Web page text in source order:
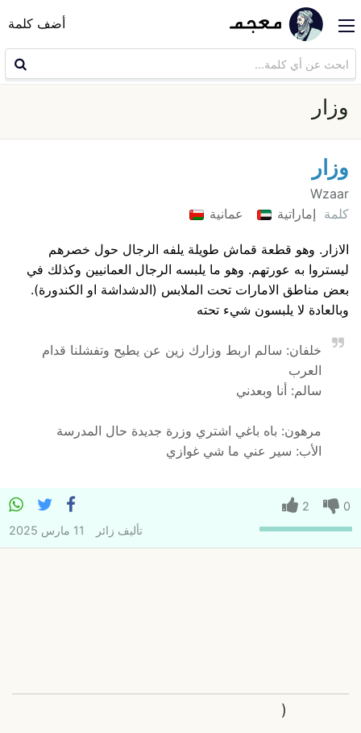
أضف كلمة
وزار
وزار
Wzaar
كلمة إماراتية عمانية
الازار. وهو قطعة قماش طويلة يلفه الرجال حول خصرهم
ليستروا به عورتهم. وهو ما يلبسه الرجال العمانيين وكذلك في
بعض مناطق الامارات تحت الملابس (الدشداشة او الكندورة).
وبالعادة لا يلبسون شيء تحته
خلفان: سالم اربط وزارك زين عن يطيح وتفشلنا قدام
العرب
سالم: أنا وبعدني
مرهون: باه باغي اشتري وزرة جديدة حال المدرسة
الأب: سير عني ما شي غوازي
0
2
تأليف زائر 11 مارس 2025
(